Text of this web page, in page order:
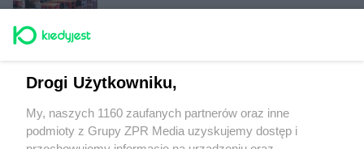
Drogi Użytkowniku,
My, naszych 1160 zaufanych partnerów oraz inne
podmioty z Grupy ZPR Media uzyskujemy dostęp i